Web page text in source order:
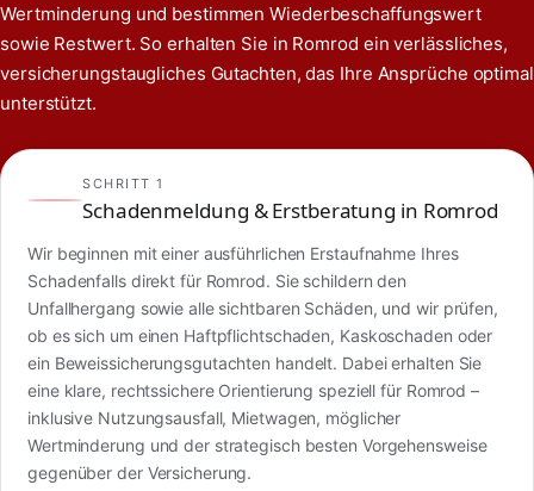
Wertminderung und bestimmen Wiederbeschaffungswert
sowie Restwert. So erhalten Sie in Romrod ein verlässliches,
versicherungstaugliches Gutachten, das Ihre Ansprüche optimal
unterstützt.
SCHRITT 1
Schadenmeldung & Erstberatung in Romrod
Wir beginnen mit einer ausführlichen Erstaufnahme Ihres
Schadenfalls direkt für Romrod. Sie schildern den
Unfallhergang sowie alle sichtbaren Schäden, und wir prüfen,
ob es sich um einen Haftpflichtschaden, Kaskoschaden oder
ein Beweissicherungsgutachten handelt. Dabei erhalten Sie
eine klare, rechtssichere Orientierung speziell für Romrod –
inklusive Nutzungsausfall, Mietwagen, möglicher
Wertminderung und der strategisch besten Vorgehensweise
gegenüber der Versicherung.